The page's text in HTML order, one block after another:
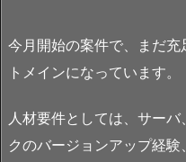
今月開始の案件で、まだ
トメインになっています。
人材要件としては、サー
クのバージョンアップ経験